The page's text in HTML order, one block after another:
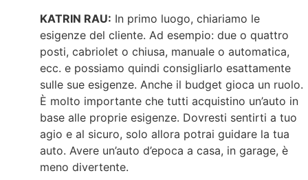
KATRIN RAU: In primo luogo, chiariamo le
esigenze del cliente. Ad esempio: due o quattro
posti, cabriolet o chiusa, manuale o automatica,
ecc. e possiamo quindi consigliarlo esattamente
sulle sue esigenze. Anche il budget gioca un ruolo.
È molto importante che tutti acquistino un’auto in
base alle proprie esigenze. Dovresti sentirti a tuo
agio e al sicuro, solo allora potrai guidare la tua
auto. Avere un’auto d’epoca a casa, in garage, è
meno divertente.